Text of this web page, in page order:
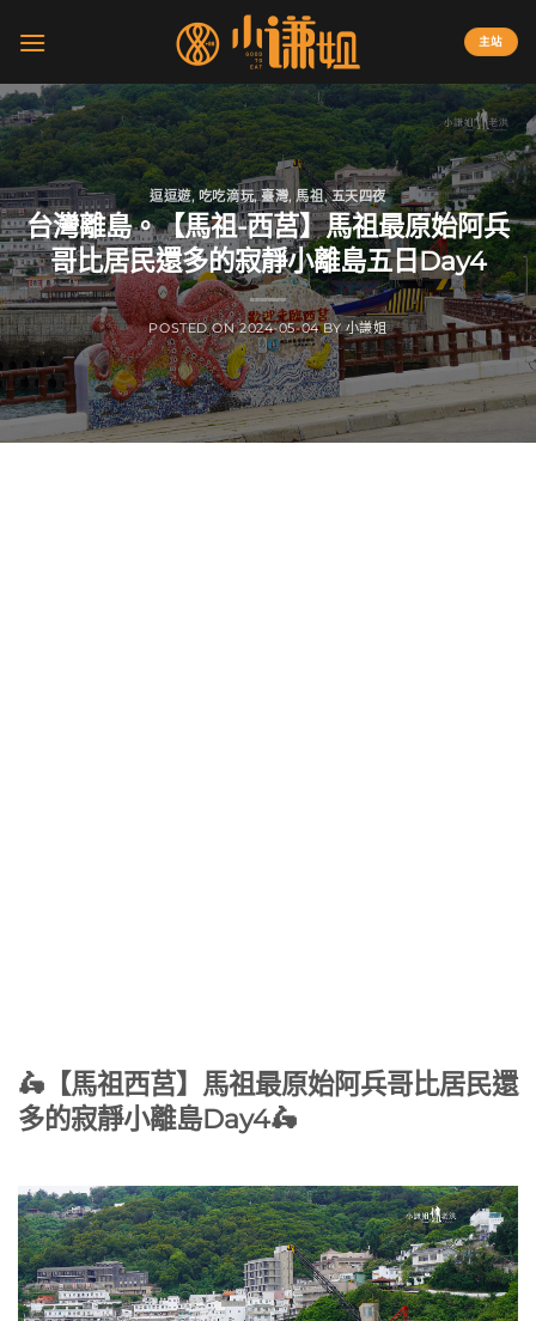
主站
逗逗遊, 吃吃滴玩,臺灣,馬祖,五天四夜
台灣離島。【馬祖-西莒】馬祖最原始阿兵
哥比居民還多的寂靜小離島五日Day4
POSTED ON2024-05-04 BY小謙姐
🛵【馬祖西莒】馬祖最原始阿兵哥比居民還
多的寂靜小離島Day4🛵